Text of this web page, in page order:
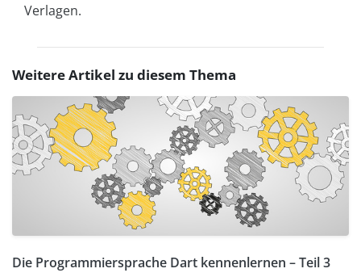
Verlagen.
Weitere Artikel zu diesem Thema
Die Programmiersprache Dart kennenlernen – Teil 3